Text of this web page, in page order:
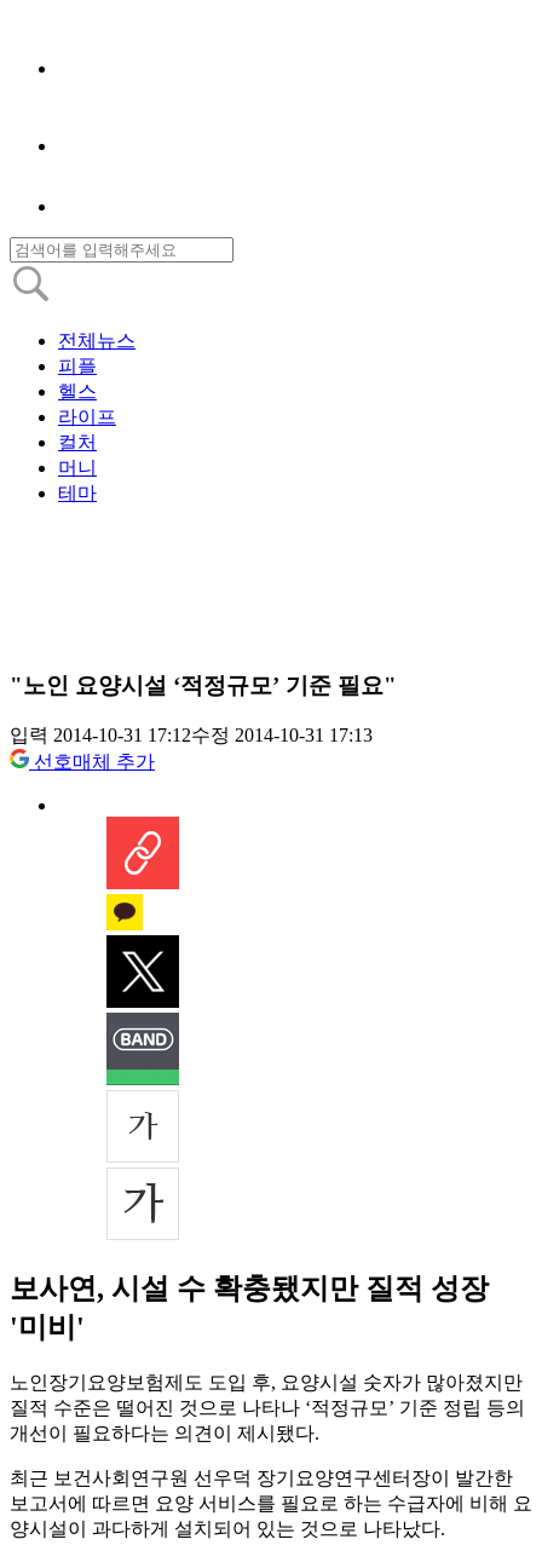
전체뉴스
피플
헬스
라이프
컬처
머니
테마
"노인 요양시설 ‘적정규모’ 기준 필요"
입력 2014-10-31 17:12수정 2014-10-31 17:13
선호매체 추가
보사연, 시설 수 확충됐지만 질적 성장
'미비'
노인장기요양보험제도 도입 후, 요양시설 숫자가 많아졌지만
질적 수준은 떨어진 것으로 나타나 ‘적정규모’ 기준 정립 등의
개선이 필요하다는 의견이 제시됐다.
최근 보건사회연구원 선우덕 장기요양연구센터장이 발간한
보고서에 따르면 요양 서비스를 필요로 하는 수급자에 비해 요
양시설이 과다하게 설치되어 있는 것으로 나타났다.